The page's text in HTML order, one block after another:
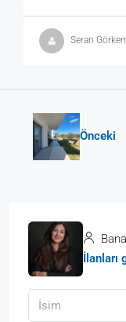
Seran
Önceki
İlanları